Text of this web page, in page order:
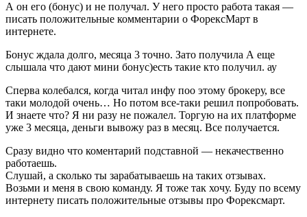
А он его (бонус) и не получал. У него просто работа такая —
писать положительные комментарии о ФорексМарт в
интернете.
Бонус ждала долго, месяца 3 точно. Зато получила А еще
слышала что дают мини бонус)есть такие кто получил. ау
Сперва колебался, когда читал инфу поо этому брокеру, все
таки молодой очень… Но потом все-таки решил попробовать.
И знаете что? Я ни разу не пожалел. Торгую на их платформе
уже 3 месяца, деньги вывожу раз в месяц. Все получается.
Сразу видно что коментарий подставной — некачественно
работаешь.
Слушай, а сколько ты зарабатываешь на таких отзывах.
Возьми и меня в свою команду. Я тоже так хочу. Буду по всему
интернету писать положительные отзывы про Форексмарт.